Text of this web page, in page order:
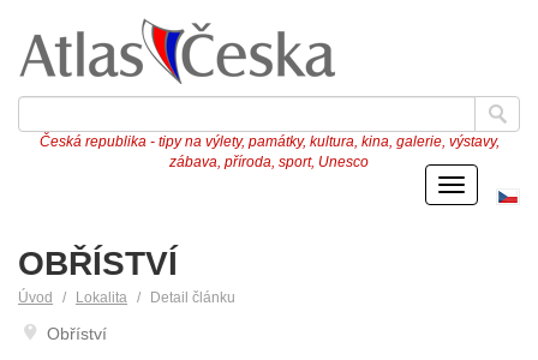
Česká republika - tipy na výlety, památky, kultura, kina, galerie, výstavy,
zábava, příroda, sport, Unesco
Menu
OBŘÍSTVÍ
Úvod Lokalita Detail článku
Obříství